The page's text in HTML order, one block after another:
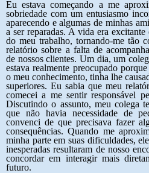
Eu estava começando a me
sobriedade com um entusiasmo
aparecendo e algumas de minhas
a ser reparadas. A vida era
do meu trabalho, tornando-me tão
relatório sobre a falta de
de nossos clientes. Um dia, um
estava realmente preocupado
o meu conhecimento, tinha lhe
superiores. Eu sabia que meu
comecei a me sentir responsável
Discutindo o assunto, meu colega
que não havia necessidade de
convenci de que precisava fazer
consequências. Quando me
minha parte em suas dificuldades,
inesperadas resultaram de nosso
concordar em interagir mais
futuro.